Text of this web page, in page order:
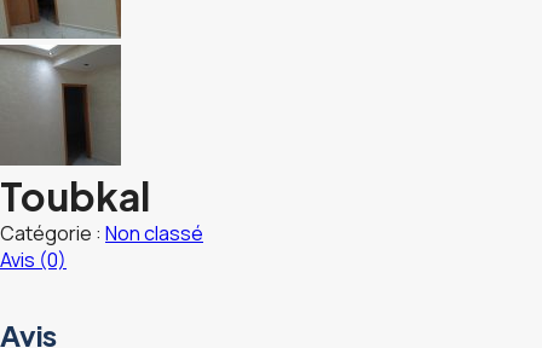
Toubkal
Catégorie : Non classé
Avis (0)
Avis